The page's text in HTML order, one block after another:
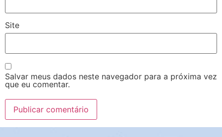
Site
Salvar meus dados neste navegador para a próxima vez
que eu comentar.